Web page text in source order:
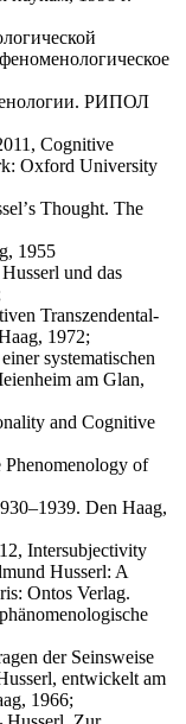
РИПОЛ
Cognitive
Oxford University
Thought. The
1955
und das
Transzendental-
1972;
systematischen
am Glan,
and Cognitive
of
Den Haag,
Intersubjectivity
Husserl: A
Ontos Verlag.
der Seinsweise
entwickelt am
1966;